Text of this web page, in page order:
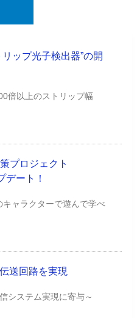
ップ光子検出器”の開
倍以上のストリップ幅
プロジェクト
デート！
ャラクターで遊んで学べ
送回路を実現
システム実現に寄与～